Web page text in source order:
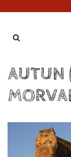
au
AUTUN